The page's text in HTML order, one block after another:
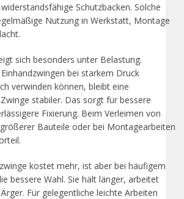
Schutzbacken. Solche
Nutzung in Werkstatt, Montage
sich besonders unter Belastung.
bei starkem Druck
verwinden können, bleibt eine
stabiler. Das sorgt für bessere
Fixierung. Beim Verleimen von
Bauteile oder bei Montagearbeiten
kostet mehr, ist aber bei häufigem
bessere Wahl. Sie hält länger, arbeitet
Für gelegentliche leichte Arbeiten